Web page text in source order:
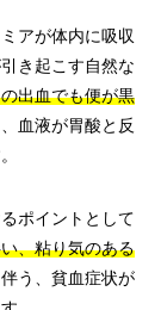
アが体内に吸収
き起こす自然な
出血でも便が黒
血液が胃酸と反
ポイントとして
、粘り気のある
う、貧血症状が